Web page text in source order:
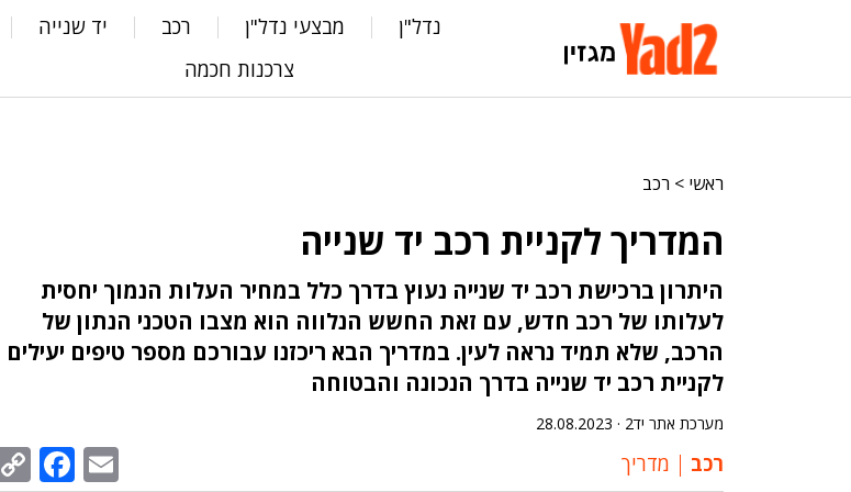
נדל"ן מבצעי נדל"ן רכב
יד שנייה
צרכנות חכמה
ראשי > רכב
המדריך לקניית רכב יד שנייה
היתרון ברכישת רכב יד שנייה נעוץ בדרך כלל במחיר העלות הנמוך יחסית
לעלותו של רכב חדש, עם זאת החשש הנלווה הוא מצבו הטכני הנתון של
הרכב, שלא תמיד נראה לעין. במדריך הבא ריכזנו עבורכם מספר טיפים יעילים
לקניית רכב יד שנייה בדרך הנכונה והבטוחה
מערכת אתר יד2 · 28.08.2023
רכב מדריך